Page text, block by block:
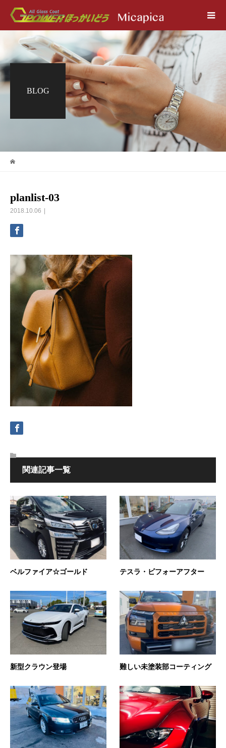
BLOG
planlist-03
2018.10.06
関連記事一覧
ベルファイア☆ゴールド テスラ・ビフォーアフター
新型クラウン登場 難しい未塗装部コーティング